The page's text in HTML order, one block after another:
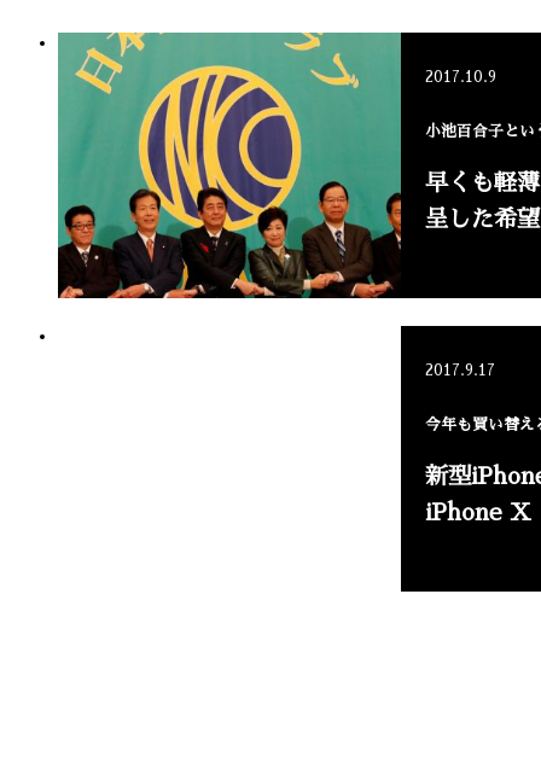
2017.10.9
小池百合子とい
早くも軽
呈した希
2017.9.17
今年も買い替
新型
iPhone X